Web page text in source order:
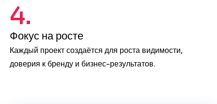
4.
Фокус на росте
Каждый проект создаётся для роста видимости,
доверия к бренду и бизнес-результатов.